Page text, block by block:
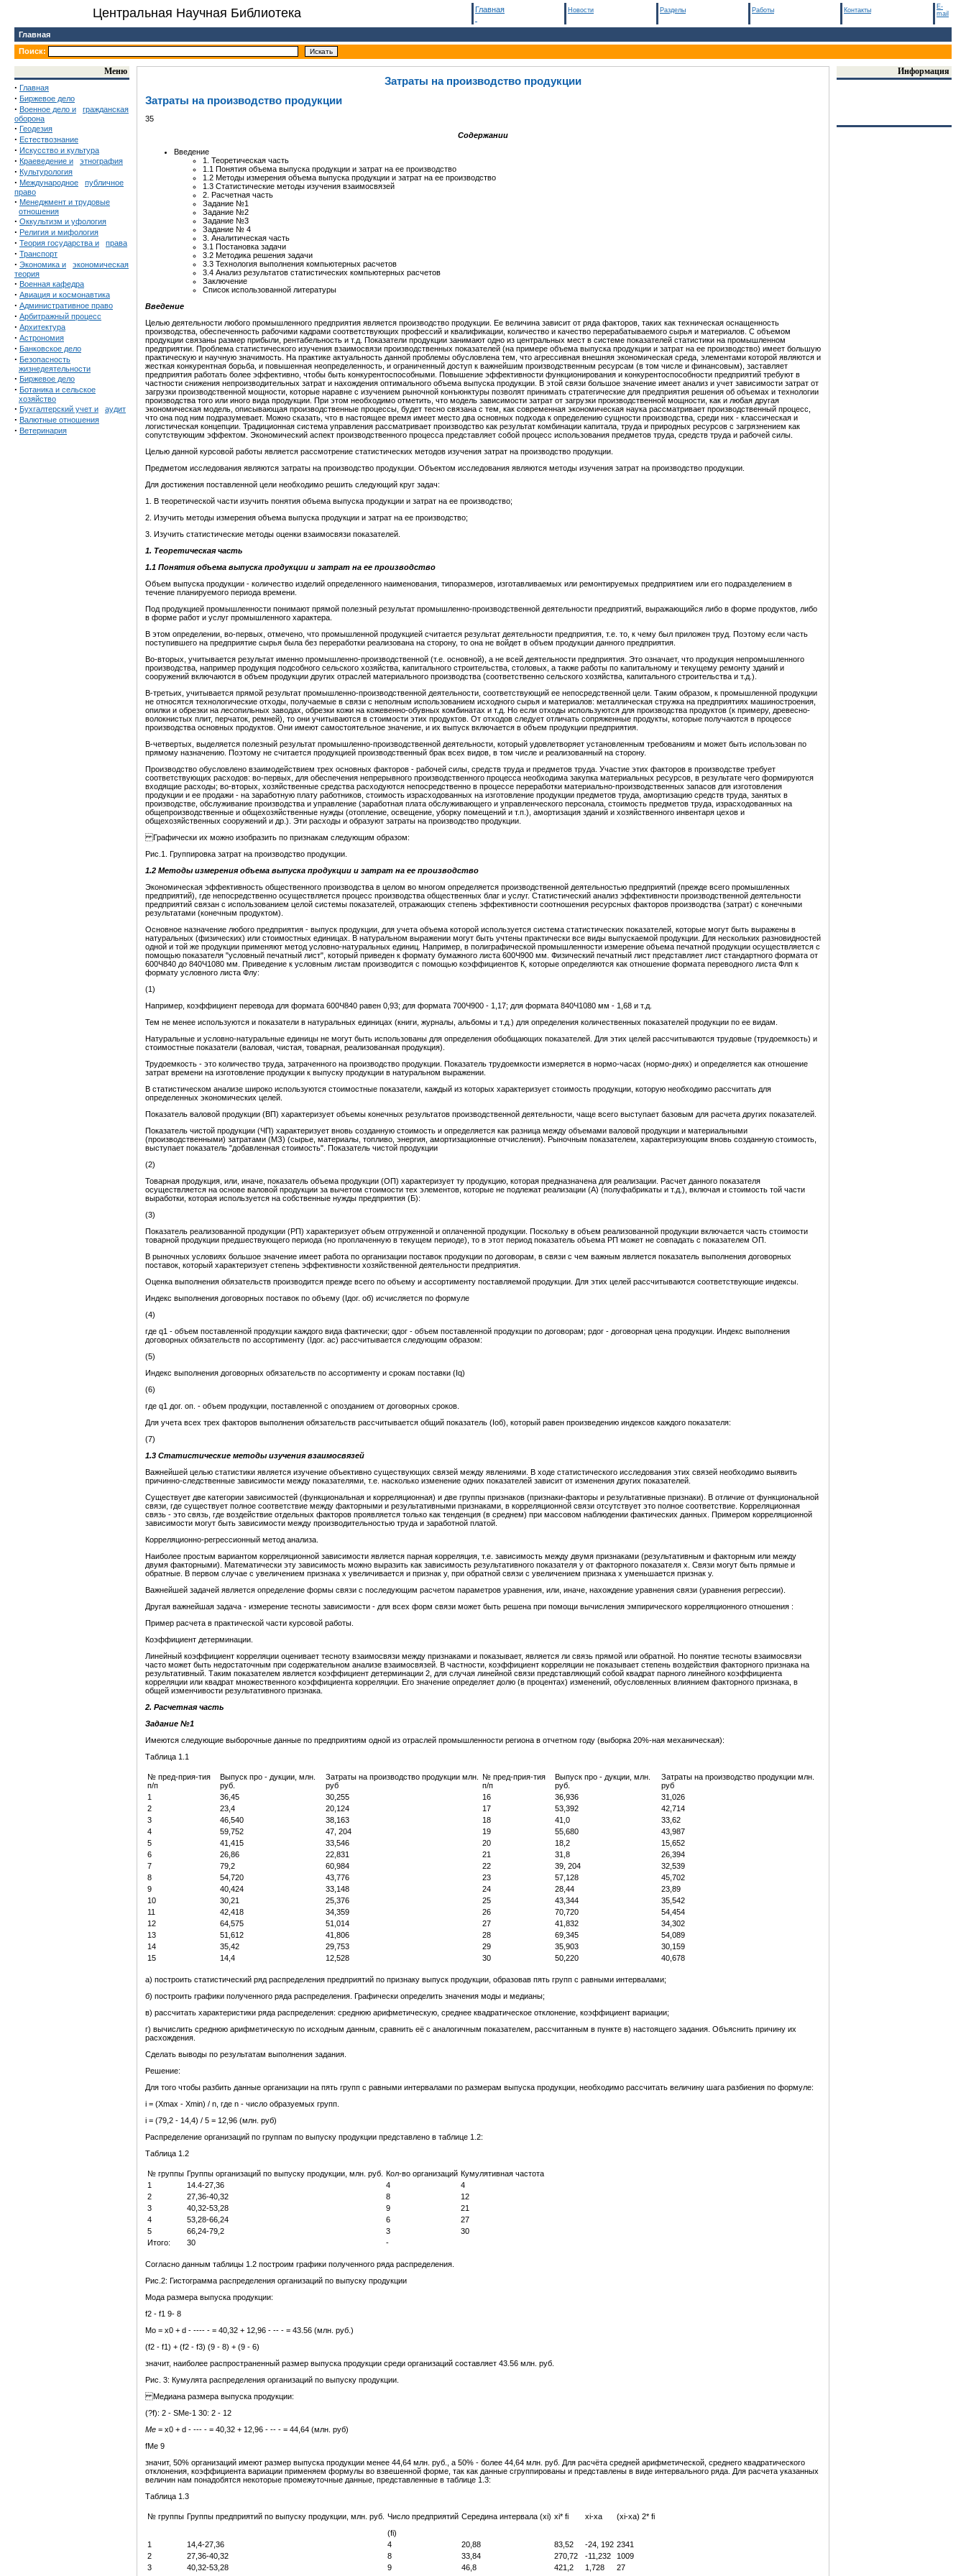
Центральная Научная Библиотека Главная Новости Разделы Работы Контакты
E-
mail
Главная
Поиск:
Меню
· Главная
· Биржевое дело
· Военное дело и
гражданская
оборона
· Геодезия
· Естествознание
· Искусство и культура
· Краеведение и этнография
· Культурология
· Международное
публичное
право
· Менеджмент и трудовые
отношения
· Оккультизм и уфология
· Религия и мифология
· Теория государства и права
· Транспорт
· Экономика и
экономическая
теория
· Военная кафедра
· Авиация и космонавтика
· Административное право
· Арбитражный процесс
· Архитектура
· Астрономия
· Банковское дело
· Безопасность
жизнедеятельности
· Биржевое дело
· Ботаника и сельское
хозяйство
· Бухгалтерский учет и аудит
· Валютные отношения
· Ветеринария
Затраты на производство продукции
Затраты на производство продукции
35
Содержании
Введение
1. Теоретическая часть
1.1 Понятия объема выпуска продукции и затрат на ее производство
1.2 Методы измерения объема выпуска продукции и затрат на ее производство
1.3 Статистические методы изучения взаимосвязей
2. Расчетная часть
Задание №1
Задание №2
Задание №3
Задание № 4
3. Аналитическая часть
3.1 Постановка задачи
3.2 Методика решения задачи
3.3 Технология выполнения компьютерных расчетов
3.4 Анализ результатов статистических компьютерных расчетов
Заключение
Список использованной литературы
Введение
Целью деятельности любого промышленного предприятия является производство продукции. Ее величина зависит от ряда факторов, таких как техническая оснащенность
производства, обеспеченность рабочими кадрами соответствующих профессий и квалификации, количество и качество перерабатываемого сырья и материалов. С объемом
продукции связаны размер прибыли, рентабельность и т.д. Показатели продукции занимают одно из центральных мест в системе показателей статистики на промышленном
предприятии. Проблема статистического изучения взаимосвязи производственных показателей (на примере объема выпуска продукции и затрат на ее производство) имеет большую
практическую и научную значимость. На практике актуальность данной проблемы обусловлена тем, что агрессивная внешняя экономическая среда, элементами которой являются и
жесткая конкурентная борьба, и повышенная неопределенность, и ограниченный доступ к важнейшим производственным ресурсам (в том числе и финансовым), заставляет
предприятия работать более эффективно, чтобы быть конкурентоспособными. Повышение эффективности функционирования и конкурентоспособности предприятий требуют в
частности снижения непроизводительных затрат и нахождения оптимального объема выпуска продукции. В этой связи большое значение имеет анализ и учет зависимости затрат от
загрузки производственной мощности, которые наравне с изучением рыночной конъюнктуры позволят принимать стратегические для предприятия решения об объемах и технологии
производства того или иного вида продукции. При этом необходимо отметить, что модель зависимости затрат от загрузки производственной мощности, как и любая другая
экономическая модель, описывающая производственные процессы, будет тесно связана с тем, как современная экономическая наука рассматривает производственный процесс,
что она под ним подразумевает. Можно сказать, что в настоящее время имеет место два основных подхода к определению сущности производства, среди них - классическая и
логистическая концепции. Традиционная система управления рассматривает производство как результат комбинации капитала, труда и природных ресурсов с загрязнением как
сопутствующим эффектом. Экономический аспект производственного процесса представляет собой процесс использования предметов труда, средств труда и рабочей силы.
Целью данной курсовой работы является рассмотрение статистических методов изучения затрат на производство продукции.
Предметом исследования являются затраты на производство продукции. Объектом исследования являются методы изучения затрат на производство продукции.
Для достижения поставленной цели необходимо решить следующий круг задач:
1. В теоретической части изучить понятия объема выпуска продукции и затрат на ее производство;
2. Изучить методы измерения объема выпуска продукции и затрат на ее производство;
3. Изучить статистические методы оценки взаимосвязи показателей.
1. Теоретическая часть
1.1 Понятия объема выпуска продукции и затрат на ее производство
Объем выпуска продукции - количество изделий определенного наименования, типоразмеров, изготавливаемых или ремонтируемых предприятием или его подразделением в
течение планируемого периода времени.
Под продукцией промышленности понимают прямой полезный результат промышленно-производственной деятельности предприятий, выражающийся либо в форме продуктов, либо
в форме работ и услуг промышленного характера.
В этом определении, во-первых, отмечено, что промышленной продукцией считается результат деятельности предприятия, т.е. то, к чему был приложен труд. Поэтому если часть
поступившего на предприятие сырья была без переработки реализована на сторону, то она не войдет в объем продукции данного предприятия.
Во-вторых, учитывается результат именно промышленно-производственной (т.е. основной), а не всей деятельности предприятия. Это означает, что продукция непромышленного
производства, например продукция подсобного сельского хозяйства, капитального строительства, столовых, а также работы по капитальному и текущему ремонту зданий и
сооружений включаются в объем продукции других отраслей материального производства (соответственно сельского хозяйства, капитального строительства и т.д.).
В-третьих, учитывается прямой результат промышленно-производственной деятельности, соответствующий ее непосредственной цели. Таким образом, к промышленной продукции
не относятся технологические отходы, получаемые в связи с неполным использованием исходного сырья и материалов: металлическая стружка на предприятиях машиностроения,
опилки и обрезки на лесопильных заводах, обрезки кожи на кожевенно-обувных комбинатах и т.д. Но если отходы используются для производства продуктов (к примеру, древесно-
волокнистых плит, перчаток, ремней), то они учитываются в стоимости этих продуктов. От отходов следует отличать сопряженные продукты, которые получаются в процессе
производства основных продуктов. Они имеют самостоятельное значение, и их выпуск включается в объем продукции предприятия.
В-четвертых, выделяется полезный результат промышленно-производственной деятельности, который удовлетворяет установленным требованиям и может быть использован по
прямому назначению. Поэтому не считается продукцией производственный брак всех видов, в том числе и реализованный на сторону.
Производство обусловлено взаимодействием трех основных факторов - рабочей силы, средств труда и предметов труда. Участие этих факторов в производстве требует
соответствующих расходов: во-первых, для обеспечения непрерывного производственного процесса необходима закупка материальных ресурсов, в результате чего формируются
входящие расходы; во-вторых, хозяйственные средства расходуются непосредственно в процессе переработки материально-производственных запасов для изготовления
продукции и ее продажи - на заработную плату работников, стоимость израсходованных на изготовление продукции предметов труда, амортизацию средств труда, занятых в
производстве, обслуживание производства и управление (заработная плата обслуживающего и управленческого персонала, стоимость предметов труда, израсходованных на
общепроизводственные и общехозяйственные нужды (отопление, освещение, уборку помещений и т.п.), амортизация зданий и хозяйственного инвентаря цехов и
общехозяйственных сооружений и др.). Эти расходы и образуют затраты на производство продукции.
Графически их можно изобразить по признакам следующим образом:
Рис.1. Группировка затрат на производство продукции.
1.2 Методы измерения объема выпуска продукции и затрат на ее производство
Экономическая эффективность общественного производства в целом во многом определяется производственной деятельностью предприятий (прежде всего промышленных
предприятий), где непосредственно осуществляется процесс производства общественных благ и услуг. Статистический анализ эффективности производственной деятельности
предприятий связан с использованием целой системы показателей, отражающих степень эффективности соотношения ресурсных факторов производства (затрат) с конечными
результатами (конечным продуктом).
Основное назначение любого предприятия - выпуск продукции, для учета объема которой используется система статистических показателей, которые могут быть выражены в
натуральных (физических) или стоимостных единицах. В натуральном выражении могут быть учтены практически все виды выпускаемой продукции. Для нескольких разновидностей
одной и той же продукции применяют метод условно-натуральных единиц. Например, в полиграфической промышленности измерение объема печатной продукции осуществляется с
помощью показателя "условный печатный лист", который приведен к формату бумажного листа 600Ч900 мм. Физический печатный лист представляет лист стандартного формата от
600Ч840 до 840Ч1080 мм. Приведение к условным листам производится с помощью коэффициентов К, которые определяются как отношение формата переводного листа Флп к
формату условного листа Флу:
(1)
Например, коэффициент перевода для формата 600Ч840 равен 0,93; для формата 700Ч900 - 1,17; для формата 840Ч1080 мм - 1,68 и т.д.
Тем не менее используются и показатели в натуральных единицах (книги, журналы, альбомы и т.д.) для определения количественных показателей продукции по ее видам.
Натуральные и условно-натуральные единицы не могут быть использованы для определения обобщающих показателей. Для этих целей рассчитываются трудовые (трудоемкость) и
стоимостные показатели (валовая, чистая, товарная, реализованная продукция).
Трудоемкость - это количество труда, затраченного на производство продукции. Показатель трудоемкости измеряется в нормо-часах (нормо-днях) и определяется как отношение
затрат времени на изготовление продукции к выпуску продукции в натуральном выражении.
В статистическом анализе широко используются стоимостные показатели, каждый из которых характеризует стоимость продукции, которую необходимо рассчитать для
определенных экономических целей.
Показатель валовой продукции (ВП) характеризует объемы конечных результатов производственной деятельности, чаще всего выступает базовым для расчета других показателей.
Показатель чистой продукции (ЧП) характеризует вновь созданную стоимость и определяется как разница между объемами валовой продукции и материальными
(производственными) затратами (МЗ) (сырье, материалы, топливо, энергия, амортизационные отчисления). Рыночным показателем, характеризующим вновь созданную стоимость,
выступает показатель "добавленная стоимость". Показатель чистой продукции
(2)
Товарная продукция, или, иначе, показатель объема продукции (ОП) характеризует ту продукцию, которая предназначена для реализации. Расчет данного показателя
осуществляется на основе валовой продукции за вычетом стоимости тех элементов, которые не подлежат реализации (А) (полуфабрикаты и т.д.), включая и стоимость той части
выработки, которая используется на собственные нужды предприятия (Б):
(3)
Показатель реализованной продукции (РП) характеризует объем отгруженной и оплаченной продукции. Поскольку в объем реализованной продукции включается часть стоимости
товарной продукции предшествующего периода (но проплаченную в текущем периоде), то в этот период показатель объема РП может не совпадать с показателем ОП.
В рыночных условиях большое значение имеет работа по организации поставок продукции по договорам, в связи с чем важным является показатель выполнения договорных
поставок, который характеризует степень эффективности хозяйственной деятельности предприятия.
Оценка выполнения обязательств производится прежде всего по объему и ассортименту поставляемой продукции. Для этих целей рассчитываются соответствующие индексы.
Индекс выполнения договорных поставок по объему (Iдог. об) исчисляется по формуле
(4)
где q1 - объем поставленной продукции каждого вида фактически; qдог - объем поставленной продукции по договорам; pдог - договорная цена продукции. Индекс выполнения
договорных обязательств по ассортименту (Iдог. ас) рассчитывается следующим образом:
(5)
Индекс выполнения договорных обязательств по ассортименту и срокам поставки (Iq)
(6)
где q1 дог. оп. - объем продукции, поставленной с опозданием от договорных сроков.
Для учета всех трех факторов выполнения обязательств рассчитывается общий показатель (Iоб), который равен произведению индексов каждого показателя:
(7)
1.3 Статистические методы изучения взаимосвязей
Важнейшей целью статистики является изучение объективно существующих связей между явлениями. В ходе статистического исследования этих связей необходимо выявить
причинно-следственные зависимости между показателями, т.е. насколько изменение одних показателей зависит от изменения других показателей.
Существует две категории зависимостей (функциональная и корреляционная) и две группы признаков (признаки-факторы и результативные признаки). В отличие от функциональной
связи, где существует полное соответствие между факторными и результативными признаками, в корреляционной связи отсутствует это полное соответствие. Корреляционная
связь - это связь, где воздействие отдельных факторов проявляется только как тенденция (в среднем) при массовом наблюдении фактических данных. Примером корреляционной
зависимости могут быть зависимости между производительностью труда и заработной платой.
Корреляционно-регрессионный метод анализа.
Наиболее простым вариантом корреляционной зависимости является парная корреляция, т.е. зависимость между двумя признаками (результативным и факторным или между
двумя факторными). Математически эту зависимость можно выразить как зависимость результативного показателя у от факторного показателя х. Связи могут быть прямые и
обратные. В первом случае с увеличением признака х увеличивается и признак у, при обратной связи с увеличением признака х уменьшается признак у.
Важнейшей задачей является определение формы связи с последующим расчетом параметров уравнения, или, иначе, нахождение уравнения связи (уравнения регрессии).
Другая важнейшая задача - измерение тесноты зависимости - для всех форм связи может быть решена при помощи вычисления эмпирического корреляционного отношения :
Пример расчета в практической части курсовой работы.
Коэффициент детерминации.
Линейный коэффициент корреляции оценивает тесноту взаимосвязи между признаками и показывает, является ли связь прямой или обратной. Но понятие тесноты взаимосвязи
часто может быть недостаточным при содержательном анализе взаимосвязей. В частности, коэффициент корреляции не показывает степень воздействия факторного признака на
результативный. Таким показателем является коэффициент детерминации 2, для случая линейной связи представляющий собой квадрат парного линейного коэффициента
корреляции или квадрат множественного коэффициента корреляции. Его значение определяет долю (в процентах) изменений, обусловленных влиянием факторного признака, в
общей изменчивости результативного признака.
2. Расчетная часть
Задание №1
Имеются следующие выборочные данные по предприятиям одной из отраслей промышленности региона в отчетном году (выборка 20%-ная механическая):
Таблица 1.1
№ пред-прия-тия
п/п
Выпуск про - дукции, млн.
руб.
Затраты на производство продукции млн.
руб
№ пред-прия-тия
п/п
Выпуск про - дукции, млн.
руб.
Затраты на производство продукции млн.
руб
1
36,45 30,255 16 36,936
31,026
2
23,4 20,124 17 53,392
42,714
3
46,540 38,163 18 41,0
33,62
4
59,752 47, 204 19 55,680
43,987
5
41,415 33,546 20 18,2
15,652
6
26,86 22,831 21 31,8
26,394
7
79,2 60,984 22 39, 204
32,539
8
54,720 43,776 23 57,128
45,702
9
40,424 33,148 24 28,44
23,89
10
30,21 25,376 25 43,344
35,542
11
42,418 34,359 26 70,720
54,454
12
64,575 51,014 27 41,832
34,302
13
51,612 41,806 28 69,345
54,089
14
35,42 29,753 29 35,903
30,159
15
14,4 12,528 30 50,220 40,678
а) построить статистический ряд распределения предприятий по признаку выпуск продукции, образовав пять групп с равными интервалами;
б) построить графики полученного ряда распределения. Графически определить значения моды и медианы;
в) рассчитать характеристики ряда распределения: среднюю арифметическую, среднее квадратическое отклонение, коэффициент вариации;
г) вычислить среднюю арифметическую по исходным данным, сравнить её с аналогичным показателем, рассчитанным в пункте в) настоящего задания. Объяснить причину их
расхождения.
Сделать выводы по результатам выполнения задания.
Решение:
Для того чтобы разбить данные организации на пять групп с равными интервалами по размерам выпуска продукции, необходимо рассчитать величину шага разбиения по формуле:
i = (Xmax - Xmin) / n, где n - число образуемых групп.
i = (79,2 - 14,4) / 5 = 12,96 (млн. руб)
Распределение организаций по группам по выпуску продукции представлено в таблице 1.2:
Таблица 1.2
№ группы Группы организаций по выпуску продукции, млн. руб. Кол-во организаций Кумулятивная частота
1
14.4-27,36 4
4
2
27,36-40,32 8
12
3
40,32-53,28 9
21
4
53,28-66,24 6
27
5
66,24-79,2 3
30
Итого:
30 -
Согласно данным таблицы 1.2 построим графики полученного ряда распределения.
Рис.2: Гистограмма распределения организаций по выпуску продукции
Мода размера выпуска продукции:
f2 - f1 9- 8
Mо = x0 + d - ---- - = 40,32 + 12,96 - -- - = 43.56 (млн. руб.)
(f2 - f1) + (f2 - f3) (9 - 8) + (9 - 6)
значит, наиболее распространенный размер выпуска продукции среди организаций составляет 43.56 млн. руб.
Рис. 3: Кумулята распределения организаций по выпуску продукции.
Медиана размера выпуска продукции:
(?f): 2 - SMe-1 30: 2 - 12
Me = x0 + d - --- - = 40,32 + 12,96 - -- - = 44,64 (млн. руб)
fMe 9
значит, 50% организаций имеют размер выпуска продукции менее 44,64 млн. руб., а 50% - более 44,64 млн. руб. Для расчёта средней арифметической, среднего квадратического
отклонения, коэффициента вариации применяем формулы во взвешенной форме, так как данные сгруппированы и представлены в виде интервального ряда. Для расчета указанных
величин нам понадобятся некоторые промежуточные данные, представленные в таблице 1.3:
Таблица 1.3
№ группы Группы предприятий по выпуску продукции, млн. руб. Число предприятий
(fi)
Середина интервала (хi) хi* fi хi-ха (хi-ха) 2* fi
1 14,4-27,36 4 20,88 83,52 -24, 192 2341
2
27,36-40,32 8 33,84 270,72 -11,232
1009
3
40,32-53,28 9 46,8 421,2 1,728
27
Информация